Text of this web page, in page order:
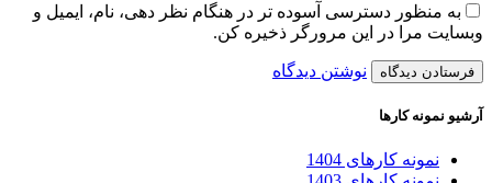
به منظور دسترسی آسوده تر در هنگام نظر دهی، نام، ایمیل و
وبسایت مرا در این مرورگر ذخیره کن.
نوشتن دیدگاه
آرشیو نمونه کارها
نمونه کارهای 1404